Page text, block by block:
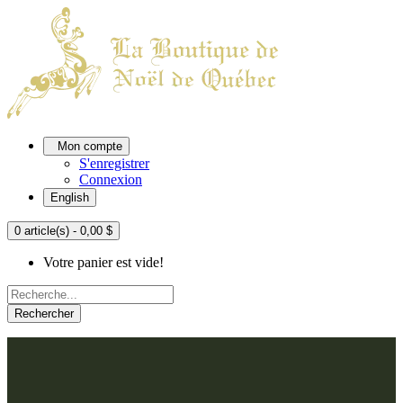
Mon compte
S'enregistrer
Connexion
English
0 article(s) - 0,00 $
Votre panier est vide!
Rechercher